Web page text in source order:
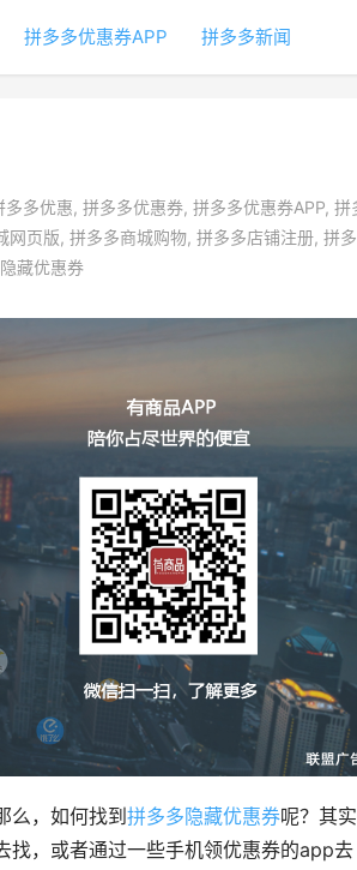
拼多多优惠券APP 拼多多新闻
多多优惠, 拼多多优惠券, 拼多多优惠券APP, 拼
网页版, 拼多多商城购物, 拼多多店铺注册, 拼
藏优惠券
么，如何找到 拼多多隐藏优惠券呢？其
找，或者通过一些手机领优惠券的app去